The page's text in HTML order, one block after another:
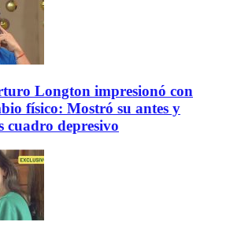
Longton impresionó con
físico: Mostró su antes y
cuadro depresivo